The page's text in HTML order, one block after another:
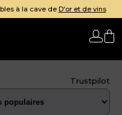
à la cave de D'or et de vins
Trustpilot